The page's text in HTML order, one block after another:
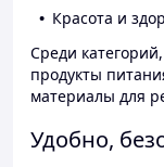
Красота и
Среди
продукты
материалы для
Удобно,